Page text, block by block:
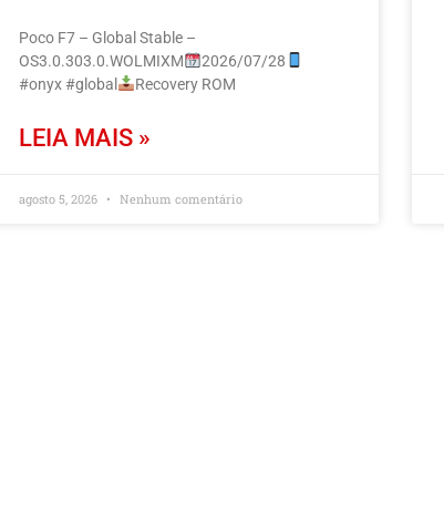
Poco F7 – Global Stable –
OS3.0.303.0.WOLMIXM
2026/07/28
#onyx #global
Recovery ROM
LEIA MAIS »
agosto 5, 2026 Nenhum comentário